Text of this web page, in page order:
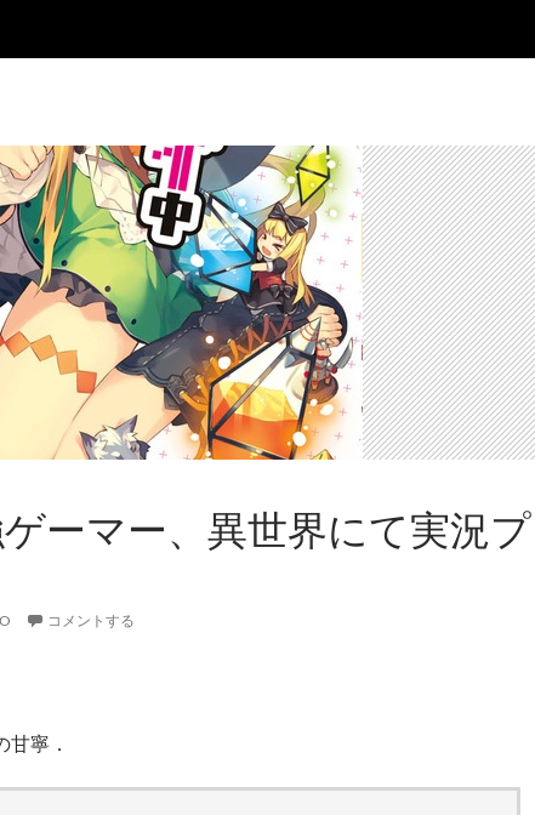
ーマー、異世界にて実況プ
コメントする
寧．